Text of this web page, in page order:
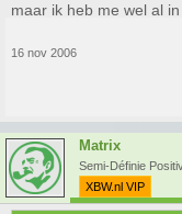
maar ik heb me wel al
16 nov 2006
Matrix
Semi-Définie
XBW.nl VIP